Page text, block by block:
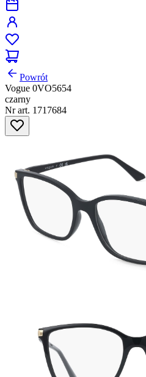
Powrót
Vogue 0VO5654
czarny
Nr art. 1717684